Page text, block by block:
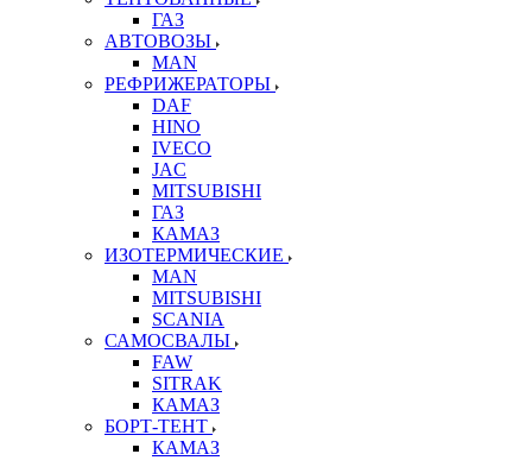
ГАЗ
АВТОВОЗЫ
MAN
РЕФРИЖЕРАТОРЫ
DAF
HINO
IVECO
JAC
MITSUBISHI
ГАЗ
КАМАЗ
ИЗОТЕРМИЧЕСКИЕ
MAN
MITSUBISHI
SCANIA
САМОСВАЛЫ
FAW
SITRAK
КАМАЗ
БОРТ-ТЕНТ
КАМАЗ